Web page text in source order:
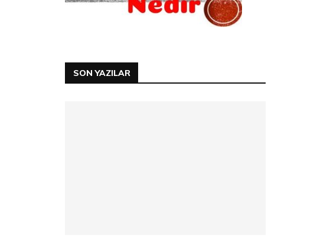
SON YAZILAR